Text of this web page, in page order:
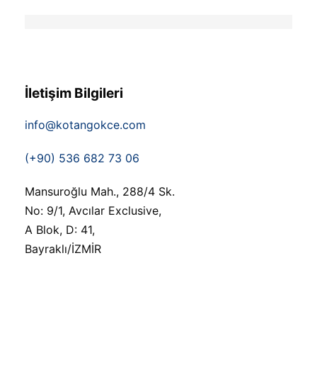
İletişim Bilgileri
info@kotangokce.com
(+90) 536 682 73 06
Mansuroğlu Mah., 288/4 Sk.
No: 9/1, Avcılar Exclusive,
A Blok, D: 41,
Bayraklı/İZMİR